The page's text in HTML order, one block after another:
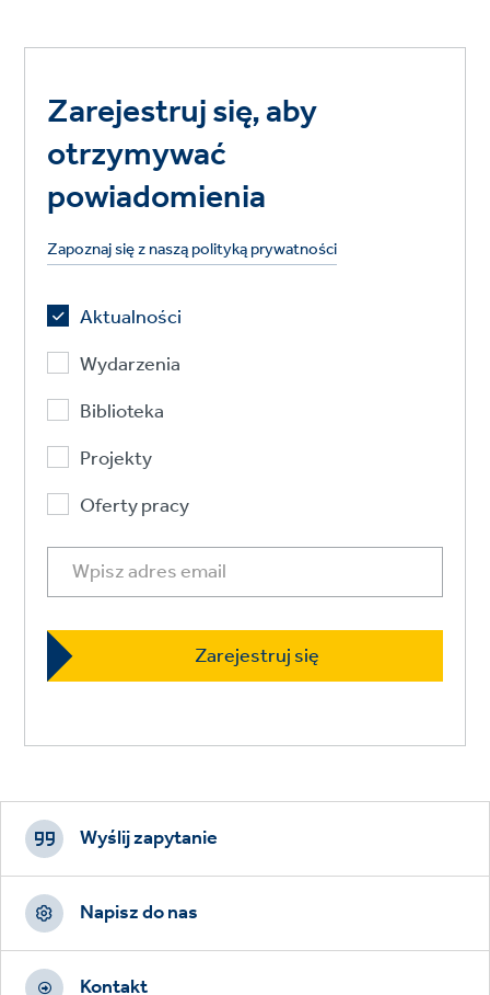
Zarejestruj się, aby
otrzymywać
powiadomienia
Zapoznaj się z naszą polityką prywatności
Aktualności
Wydarzenia
Biblioteka
Projekty
Oferty pracy
Footer
CTAs
Wyślij zapytanie
Napisz do nas